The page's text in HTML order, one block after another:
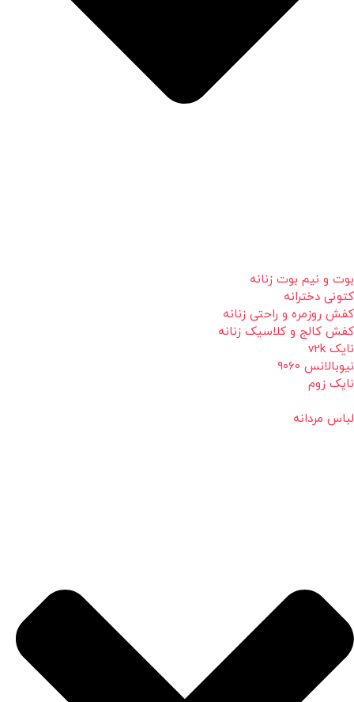
بوت و نیم بوت زنانه
کتونی دخترانه
کفش روزمره و راحتی زنانه
کفش کالج و کلاسیک زنانه
نایک v2k
نیوبالانس 9060
نایک زوم
لباس مردانه